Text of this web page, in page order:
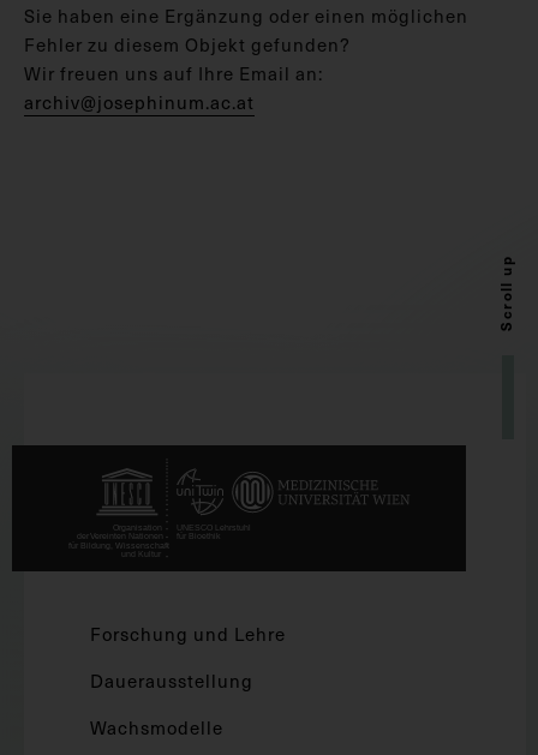
Sie haben eine Ergänzung oder einen möglichen
Fehler zu diesem Objekt gefunden?
Wir freuen uns auf Ihre Email an:
archiv@josephinum.ac.at
Scroll up
Forschung und Lehre
Dauerausstellung
Wachsmodelle